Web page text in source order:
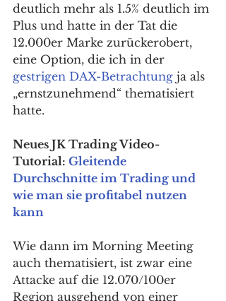
deutlich mehr als 1.5% deutlich im
Plus und hatte in der Tat die
12.000er Marke zurückerobert,
eine Option, die ich in der
gestrigen DAX-Betrachtung ja als
„ernstzunehmend“ thematisiert
hatte.
Neues JK Trading Video-
Tutorial: Gleitende
Durchschnitte im Trading und
wie man sie profitabel nutzen
kann
Wie dann im Morning Meeting
auch thematisiert, ist zwar eine
Attacke auf die 12.070/100er
Region ausgehend von einer